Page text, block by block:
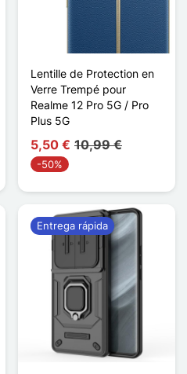
Lentille de Protection en
Verre Trempé pour
Realme 12 Pro 5G / Pro
Plus 5G
5,50 € 10,99 €
-50%
Entrega rápida